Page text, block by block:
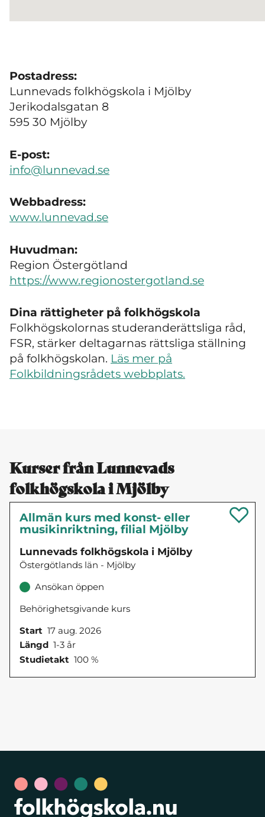
Postadress:
Lunnevads folkhögskola i Mjölby
Jerikodalsgatan 8
595 30 Mjölby
E-post:
info@lunnevad.se
Webbadress:
www.lunnevad.se
Huvudman:
Region Östergötland
https://www.regionostergotland.se
Dina rättigheter på folkhögskola
Folkhögskolornas studeranderättsliga råd,
FSR, stärker deltagarnas rättsliga ställning
på folkhögskolan. Läs mer på
Folkbildningsrådets webbplats.
Kurser från Lunnevads
folkhögskola i Mjölby
Allmän kurs med konst- eller
musikinriktning, filial Mjölby
Lunnevads folkhögskola i Mjölby
Östergötlands län - Mjölby
Ansökan öppen
Behörighetsgivande kurs
Start 17 aug. 2026
Längd 1-3 år
Studietakt 100 %